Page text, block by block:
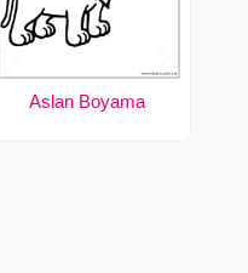
Aslan Boyama